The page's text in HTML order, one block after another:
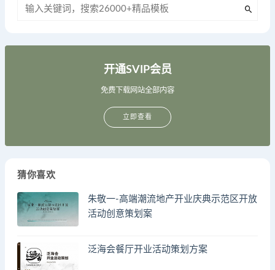
开通SVIP会员
免费下载网站全部内容
立即查看
猜你喜欢
朱敬一-高端潮流地产开业庆典示范区开放
活动创意策划案
泛海会餐厅开业活动策划方案